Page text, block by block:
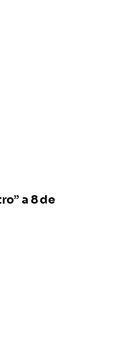
a 8 de